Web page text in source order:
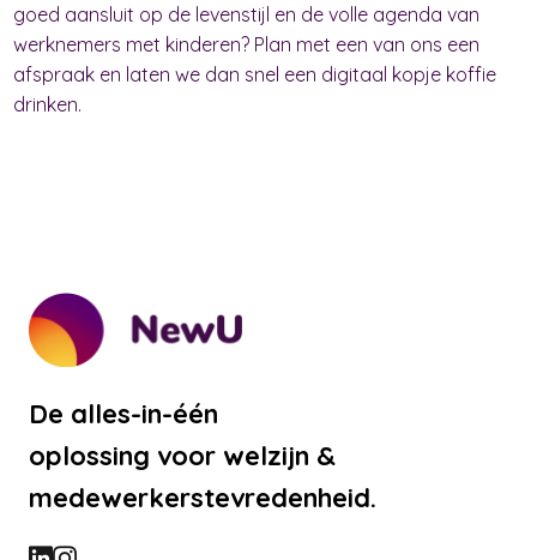
goed aansluit op de levenstijl en de volle agenda van
werknemers met kinderen? Plan met een van ons een
afspraak en laten we dan snel een digitaal kopje koffie
drinken.
De alles-in-één
oplossing voor welzijn &
medewerkerstevredenheid.